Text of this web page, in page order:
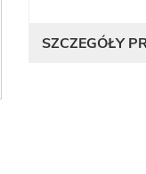
SZCZEGÓŁY